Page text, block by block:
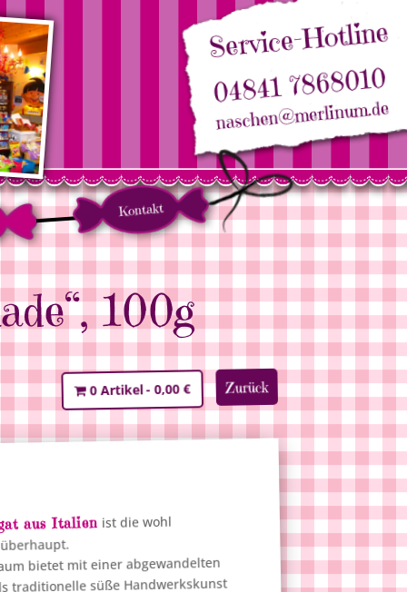
Service-Hotline
04841 7868010
naschen@merlinum.de
Kontakt
100g
Zurück
0 Artikel 0,00 €
aus Italien ist die wohl
bietet mit einer abgewandelten
traditionelle süße Handwerkskunst